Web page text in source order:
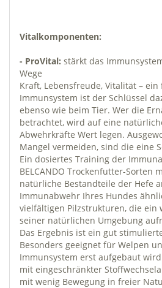
Vitalkomponenten:
- ProVital: stärkt das
Wege
Kraft, Lebensfreude, Vitalität –
Immunsystem ist der Schlüssel
ebenso wie beim Tier. Wer die
betrachtet, wird auf eine
Abwehrkräfte Wert legen.
Mangel vermeiden, sind die eine
Ein dosiertes Training der
BELCANDO Trockenfutter-Sorten
natürliche Bestandteile der Hefe
Immunabwehr Ihres Hundes
vielfältigen Pilzstrukturen, die ein
seiner natürlichen Umgebung
Das Ergebnis ist ein gut
Besonders geeignet für Welpen
Immunsystem erst aufgebaut
mit eingeschränkter
mit wenig Bewegung in freier